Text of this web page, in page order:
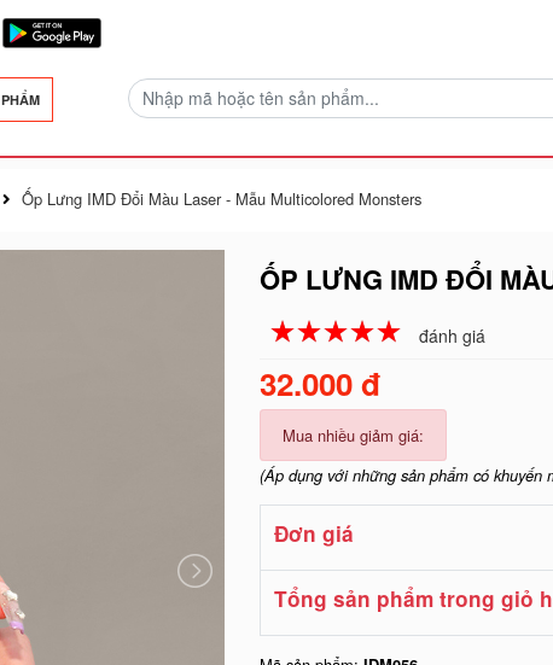
Ốp Lưng IMD Đổi Màu Laser - Mẫu Multicolored Monsters
ỐP LƯNG IMD ĐỔI
☆☆☆☆☆
★★★★★ đánh giá
32.000 đ
Mua nhiều giảm giá:
(Áp dụng với những sản phẩm có khuyến
Đơn giá
Tổng sản phẩm trong giỏ